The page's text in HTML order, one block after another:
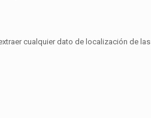
cualquier dato de localización de las